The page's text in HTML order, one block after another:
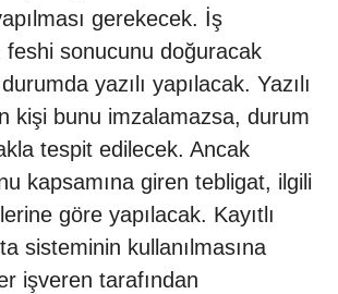
gerekecek. İş
feshi sonucunu doğuracak
yazılı yapılacak. Yazılı
kişi bunu imzalamazsa, durum
tespit edilecek. Ancak
kapsamına giren tebligat, ilgili
göre yapılacak. Kayıtlı
sisteminin kullanılmasına
işveren tarafından